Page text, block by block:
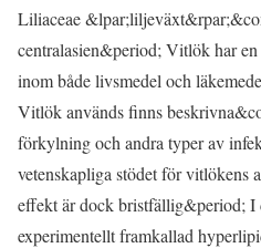
Liliaceae
centralasien&period; Vitlök har
inom både livsmedel och
Vitlök används finns
förkylning och andra typer av
vetenskapliga stödet för vitlökens
effekt är dock bristfällig&period;
experimentellt framkallad